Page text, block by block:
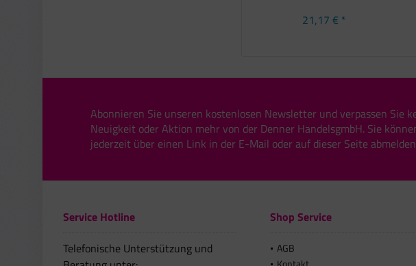
21,17 € *
Abonnieren Sie unseren kostenlosen Newsletter und verpassen Sie
Neuigkeit oder Aktion mehr von der Denner HandelsgmbH. Sie
jederzeit über einen Link in der E-Mail oder auf dieser Seite
Service Hotline
Telefonische Unterstützung und
Shop Service
AGB